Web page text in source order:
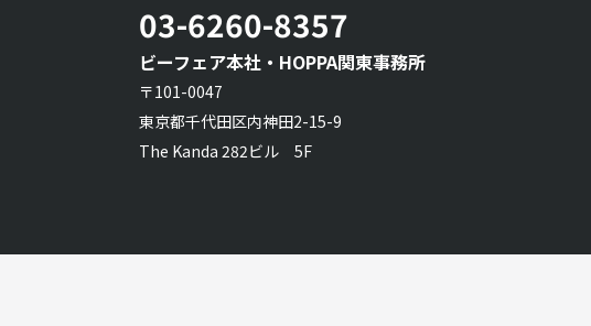
03-6260-8357
ビーフェア本社・HOPPA関東事務所
〒101-0047
東京都千代田区内神田2-15-9
The Kanda 282ビル 5F